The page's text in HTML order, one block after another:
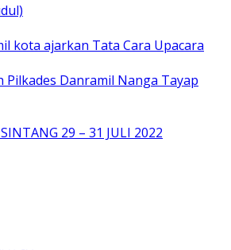
kota ajarkan Tata Cara Upacara
Pilkades Danramil Nanga Tayap
29 – 31 JULI 2022